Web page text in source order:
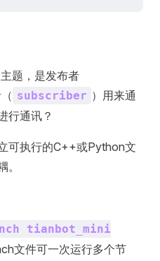
题，是发布者
subscriber ）用来通
行通讯？
可执行的C++或Python文
tianbot_mini
文件可一次运行多个节